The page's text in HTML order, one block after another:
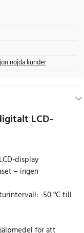
nöjda kunder
LCD-
display
– ingen
-50 °C till
för att